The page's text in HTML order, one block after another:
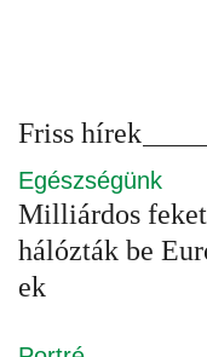
Friss hírek
Egészségünk
Milliárdos
hálózták be
ek